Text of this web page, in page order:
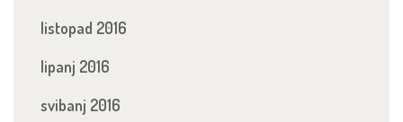
listopad 2016
lipanj 2016
svibanj 2016